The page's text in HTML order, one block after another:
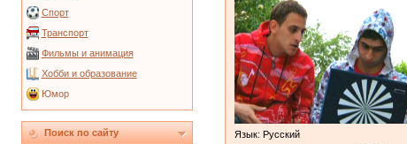
Спорт
Транспорт
Фильмы и анимация
Хобби и образование
Юмор
Поиск по сайту Язык: Русский